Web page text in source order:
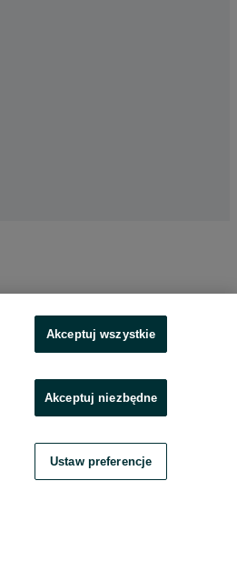
Akceptuj wszystkie
Akceptuj niezbędne
Ustaw preferencje